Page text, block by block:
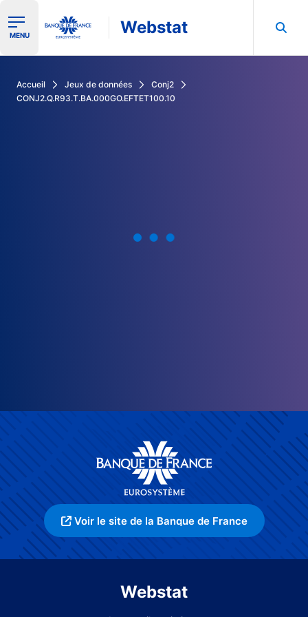
Ouvrir le menu de navigation
MENU Webstat
Accueil Jeux de données
Conj2
CONJ2.Q.R93.T.BA.000GO.EFTET100.10
Voir le site de la Banque de France
Webstat